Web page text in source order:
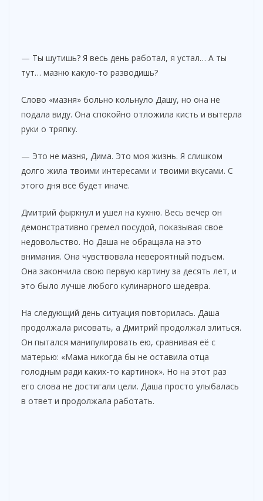
— Ты шутишь? Я весь день работал, я устал… А ты
тут… мазню какую-то разводишь?
Слово «мазня» больно кольнуло Дашу, но она не
подала виду. Она спокойно отложила кисть и вытерла
руки о тряпку.
— Это не мазня, Дима. Это моя жизнь. Я слишком
долго жила твоими интересами и твоими вкусами. С
этого дня всё будет иначе.
Дмитрий фыркнул и ушел на кухню. Весь вечер он
демонстративно гремел посудой, показывая свое
недовольство. Но Даша не обращала на это
внимания. Она чувствовала невероятный подъем.
Она закончила свою первую картину за десять лет, и
это было лучше любого кулинарного шедевра.
На следующий день ситуация повторилась. Даша
продолжала рисовать, а Дмитрий продолжал злиться.
Он пытался манипулировать ею, сравнивая её с
матерью: «Мама никогда бы не оставила отца
голодным ради каких-то картинок». Но на этот раз
его слова не достигали цели. Даша просто улыбалась
в ответ и продолжала работать.